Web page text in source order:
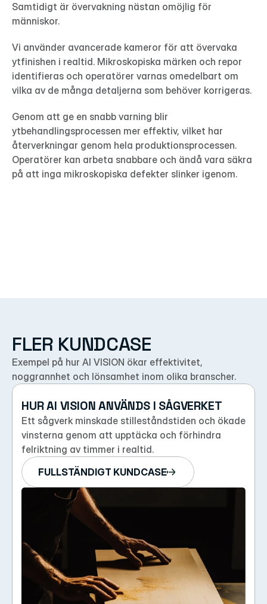
Samtidigt är övervakning nästan omöjlig för
människor.
Vi använder avancerade kameror för att övervaka
ytfinishen i realtid. Mikroskopiska märken och repor
identifieras och operatörer varnas omedelbart om
vilka av de många detaljerna som behöver korrigeras.
Genom att ge en snabb varning blir
ytbehandlingsprocessen mer effektiv, vilket har
återverkningar genom hela produktionsprocessen.
Operatörer kan arbeta snabbare och ändå vara säkra
på att inga mikroskopiska defekter slinker igenom.
FLER KUNDCASE
Exempel på hur AI VISION ökar effektivitet,
noggrannhet och lönsamhet inom olika branscher.
HUR AI VISION ANVÄNDS I SÅGVERKET
Ett sågverk minskade stilleståndstiden och ökade
vinsterna genom att upptäcka och förhindra
felriktning av timmer i realtid.
FULLSTÄNDIGT KUNDCASE